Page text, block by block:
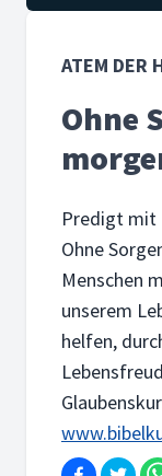
ATEM DER
Ohne
Predigt mit
Ohne
Menschen
unserem
helfen,